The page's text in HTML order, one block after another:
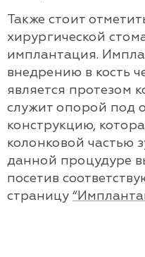
Также стоит
хирургической
имплантация.
внедрению в кость
является протезом
служит опорой под
конструкцию,
колонковой частью
данной процудуре
посетив
страницу